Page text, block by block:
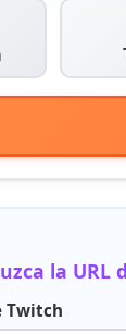
la URL
Twitch